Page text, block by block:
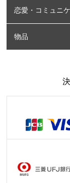
恋愛・コミュニ
物品